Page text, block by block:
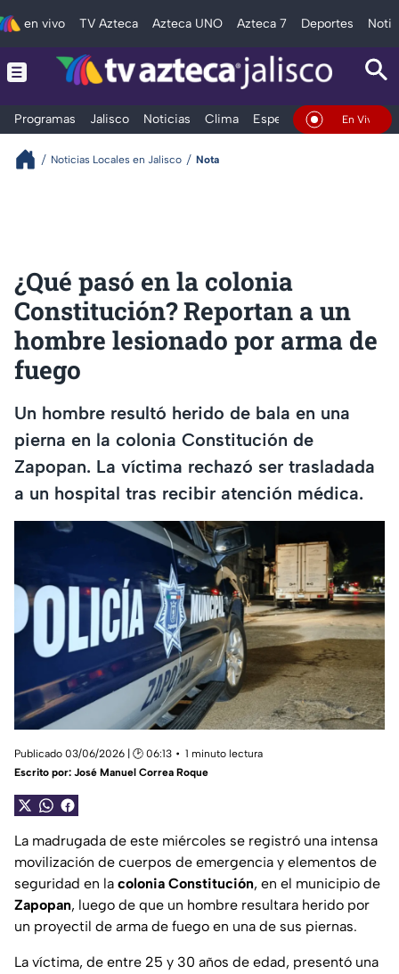
en vivo TV Azteca Azteca UNO Azteca 7 Deportes
Programas Jalisco Noticias Clima Espectáculos Deportes
En Vivo
Noticias Locales en Jalisco Nota
¿Qué pasó en la colonia
Constitución? Reportan a un
hombre lesionado por arma de
fuego
Un hombre resultó herido de bala en una
pierna en la colonia Constitución de
Zapopan. La víctima rechazó ser trasladada
a un hospital tras recibir atención médica.
Publicado 03/06/2026 | 🕑 06:13
1 minuto lectura
Escrito por: José Manuel Correa Roque
La madrugada de este miércoles se registró una intensa
movilización de cuerpos de emergencia y elementos de
seguridad en la colonia Constitución, en el municipio de
Zapopan, luego de que un hombre resultara herido por
un proyectil de arma de fuego en una de sus piernas.
La víctima, de entre 25 y 30 años de edad, presentó una